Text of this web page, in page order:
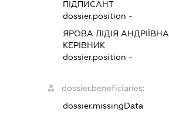
ПІДПИСАНТ
dossier.position -
ЯРОВА ЛІДІЯ АНДРІЇВНА
КЕРІВНИК
dossier.position -
dossier.beneficiaries:
dossier.missingData